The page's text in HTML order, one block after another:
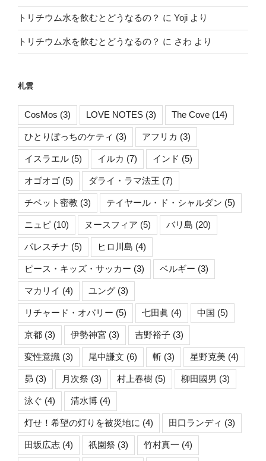
トリチウム水を飲むとどうなるの？ に Yoji より
トリチウム水を飲むとどうなるの？ に さわ より
札雲
CosMos (3) LOVE NOTES (3) The Cove (14)
ひとりぼっちのケティ (3) アフリカ (3)
イスラエル (5) イルカ (7) インド (5)
オゴオゴ (5) ダライ・ラマ法王 (7)
チベット密教 (3) テイヤール・ド・シャルダン (5)
ニュピ (10) ヌースフィア (5) バリ島 (20)
パレスチナ (5) ヒロ川島 (4)
ピース・キッズ・サッカー (3) ベルギー (3)
マカリイ (4) ユング (3)
リチャード・オバリー (5) 七田眞 (4) 中国 (5)
京都 (3) 伊勢神宮 (3) 吉野裕子 (3)
変性意識 (3) 尾中謙文 (6) 斬 (3) 星野克美 (4)
昴 (3) 月次祭 (3) 村上春樹 (5) 柳田國男 (3)
泳ぐ (4) 清水博 (4)
灯せ！希望の灯りを被災地に (4) 田口ランディ (3)
田坂広志 (4) 祇園祭 (3) 竹村真一 (4)